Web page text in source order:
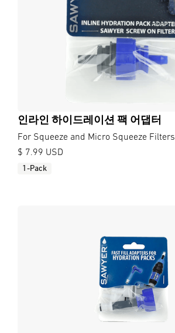
인라인 하이드레이션 팩 어댑터
For Squeeze and Micro Squeeze Filters
$ 7.99 USD
1-Pack